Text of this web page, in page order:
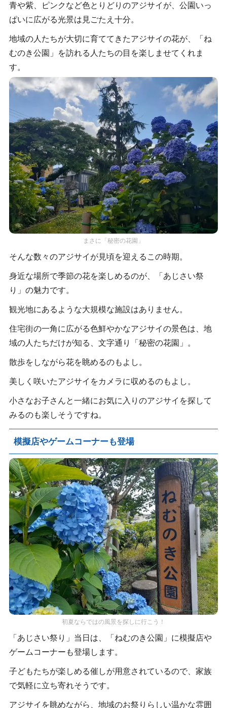
青や紫、ピンクなど色とりどりのアジサイが、公園いっ
ぱいに広がる光景は見ごたえ十分。
地域の人たちが大切に育ててきたアジサイの花が、「ね
むのき公園」を訪れる人たちの目を楽しませてくれま
す。
まさに「秘密の花園」
そんな数々のアジサイが見頃を迎えるこの時期。
身近な場所で季節の花を楽しめるのが、「あじさい祭
り」の魅力です。
観光地にあるような大規模な施設はありません。
住宅街の一角に広がる色鮮やかなアジサイの景色は、地
域の人たちだけが知る、文字通り「秘密の花園」。
散歩をしながら花を眺めるのもよし。
美しく咲いたアジサイをカメラに収めるのもよし。
小さなお子さんと一緒にお気に入りのアジサイを探して
みるのも楽しそうですね。
模擬店やゲームコーナーも登場
初夏ならではの風景を探しに行こう！
「あじさい祭り」当日は、「ねむのき公園」に模擬店や
ゲームコーナーも登場します。
子どもたちが楽しめる催しが用意されているので、家族
で気軽に立ち寄れそうです。
アジサイを眺めながら、地域のお祭りらしい温かな雰囲